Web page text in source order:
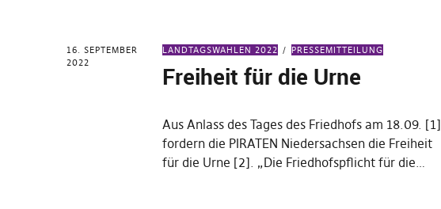
16. SEPTEMBER
2022
LANDTAGSWAHLEN 2022 PRESSEMITTEILUNG
Freiheit für die Urne
Aus Anlass des Tages des Friedhofs am 18.09. [1]
fordern die PIRATEN Niedersachsen die Freiheit
für die Urne [2]. „Die Friedhofspflicht für die…